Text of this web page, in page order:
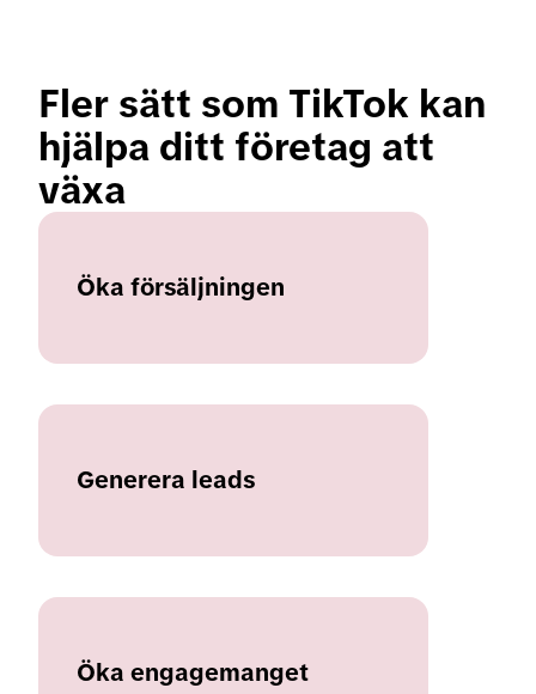
Fler sätt som TikTok kan
hjälpa ditt företag att
växa
Öka försäljningen
Generera leads
Öka engagemanget